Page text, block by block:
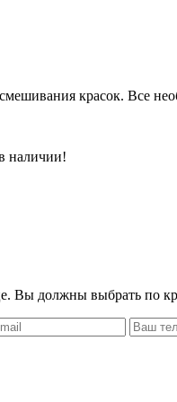
красок. Все
наличии!
Вы должны выбрать по